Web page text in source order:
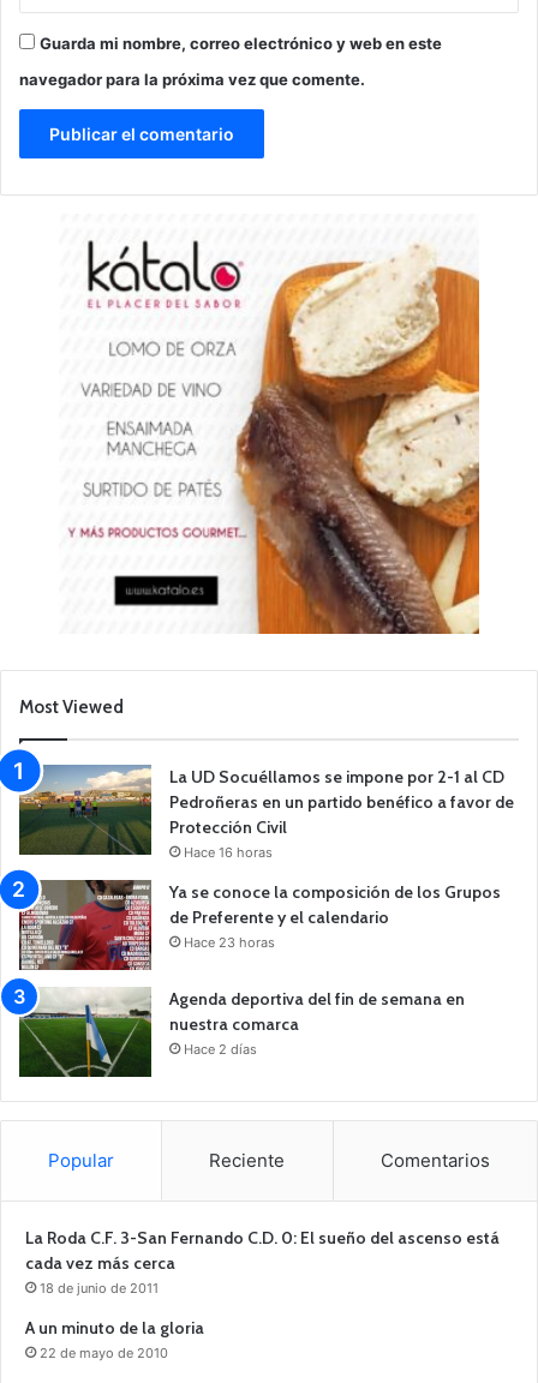
Guarda mi nombre, correo electrónico y web en este
navegador para la próxima vez que comente.
Most Viewed
La UD Socuéllamos se impone por 2-1 al CD
Pedroñeras en un partido benéfico a favor de
Protección Civil
Hace 16 horas
Ya se conoce la composición de los Grupos
de Preferente y el calendario
Hace 23 horas
Agenda deportiva del fin de semana en
nuestra comarca
Hace 2 días
Popular Reciente Comentarios
La Roda C.F. 3-San Fernando C.D. 0: El sueño del ascenso está
cada vez más cerca
18 de junio de 2011
A un minuto de la gloria
22 de mayo de 2010